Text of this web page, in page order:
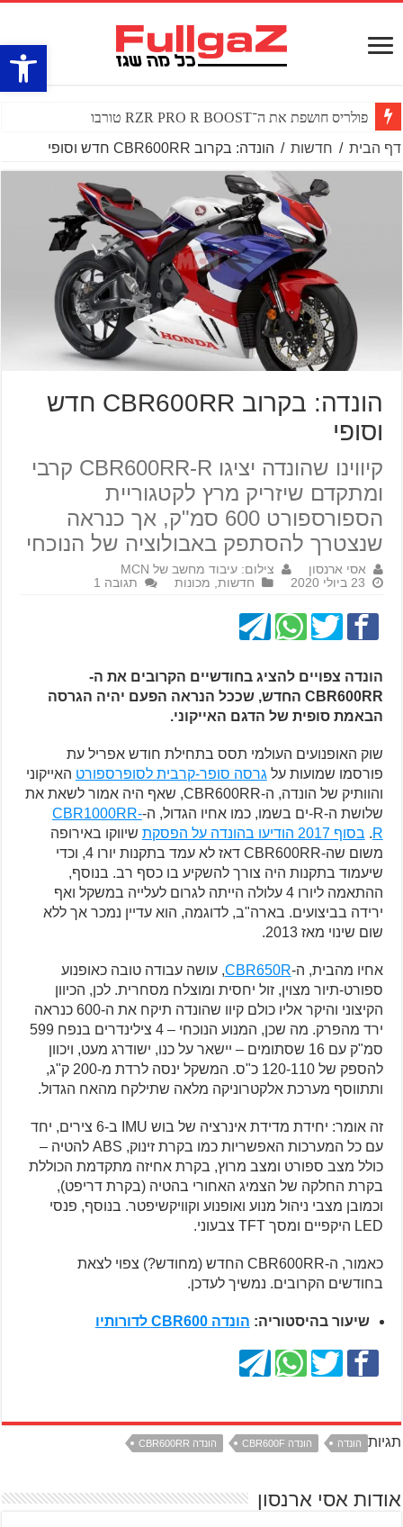
פתח
פולריס חושפת את ה־RZR PRO R BOOST טורבו
דף הבית / חדשות / הונדה: בקרוב CBR600RR חדש וסופי
הונדה: בקרוב CBR600RR חדש
וסופי
קיווינו שהונדה יציגו CBR600RR-R קרבי
ומתקדם שיזריק מרץ לקטגוריית
הספורספורט 600 סמ"ק, אך כנראה
שנצטרך להסתפק באבולוציה של הנוכחי
אסי ארנסון
צילום: עיבוד מחשב של MCN
23 ביולי 2020
חדשות, מכונות תגובה 1
הונדה צפויים להציג בחודשיים הקרובים את ה-
CBR600RR החדש, שככל הנראה הפעם יהיה הגרסה
הבאמת סופית של הדגם האייקוני.
שוק האופנועים העולמי תסס בתחילת חודש אפריל עת
פורסמו שמועות עלגרסה סופר-קרבית לסופרספורט האייקוני
והוותיק של הונדה, ה-CBR600RR, שאף היה אמור לשאת את
שלושת ה-R-ים בשמו, כמו אחיו הגדול, ה-
CBR1000RR-
R
. בסוף 2017 הודיעו בהונדה על הפסקת
שיווקו באירופה
משום שה-CBR600RR דאז לא עמד בתקנות יורו 4, וכדי
שיעמוד בתקנות היה צורך להשקיע בו כסף רב. בנוסף,
ההתאמה ליורו 4 עלולה הייתה לגרום לעלייה במשקל ואף
ירידה בביצועים. בארה"ב, לדוגמה, הוא עדיין נמכר אך ללא
שום שינוי מאז 2013.
אחיו מהבית, ה-CBR650R, עושה עבודה טובה כאופנוע
ספורט-תיור מצוין, זול יחסית ומוצלח מסחרית. לכן, הכיוון
הקיצוני והיקר אליו כולם קיוו שהונדה תיקח את ה-600 כנראה
ירד מהפרק. מה שכן, המנוע הנוכחי – 4 צילינדרים בנפח 599
סמ"ק עם 16 שסתומים – יישאר על כנו, ישודרג מעט, ויכוון
להספק של 120-110 כ"ס. המשקל ינסה לרדת מ-200 ק"ג,
ותתווסף מערכת אלקטרוניקה מלאה שתילקח מהאח הגדול.
זה אומר: יחידת מדידת אינרציה של בוש IMU ב-6 צירים, יחד
עם כל המערכות האפשריות כמו בקרת זינוק, ABS להטיה –
כולל מצב ספורט ומצב מרוץ, בקרת אחיזה מתקדמת הכוללת
בקרת החלקה של הצמיג האחורי בהטיה (בקרת דריפט),
וכמובן מצבי ניהול מנוע ואופנוע וקוויקשיפטר. בנוסף, פנסי
LED היקפיים ומסך TFT צבעוני.
כאמור, ה-CBR600RR החדש (מחודש?) צפוי לצאת
בחודשים הקרובים. נמשיך לעדכן.
שיעור בהיסטוריה: הונדה CBR600 לדורותיו
תגיות הונדה הונדה CBR600F הונדה CBR600RR
אודות אסי ארנסון